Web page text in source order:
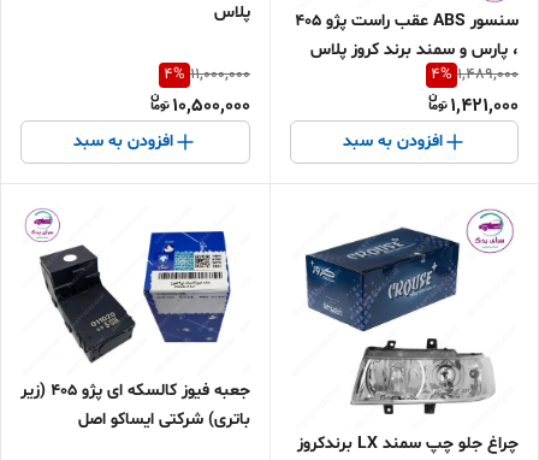
سنسور ABS عقب راست پژو 405
، پارس و سمند برند کروز پلاس
اصل
1,489,000
4%
1,421,000
افزودن به سبد
پلاس
11,000,000
4%
10,500,000
افزودن به سبد
چراغ جلو چپ سمند LX برندکروز
جعبه فیوز کالسکه ای پژو 405 (زیر
باتری) شرکتی ایساکو اصل